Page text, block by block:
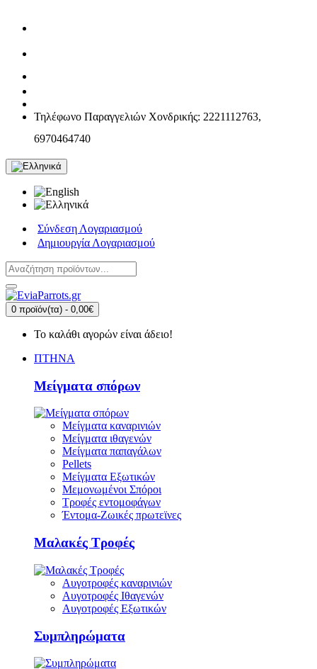
Τηλέφωνο Παραγγελιών Χονδρικής: 2221112763,
6970464740
Σύνδεση Λογαριασμού
Δημιουργία Λογαριασμού
0 προϊόν(τα) - 0,00€
Το καλάθι αγορών είναι άδειο!
ΠΤΗΝΑ
Μείγματα σπόρων
Μείγματα καναρινιών
Μείγματα ιθαγενών
Μείγματα παπαγάλων
Pellets
Μείγματα Εξωτικών
Μεμονωμένοι Σπόροι
Τροφές εντομοφάγων
Έντομα-Ζωικές πρωτεϊνες
Μαλακές Τροφές
Αυγοτροφές καναρινιών
Αυγοτροφές Ιθαγενών
Αυγοτροφές Εξωτικών
Συμπληρώματα